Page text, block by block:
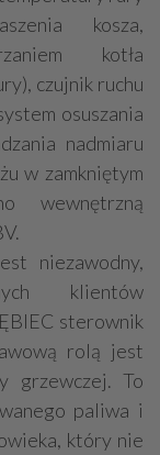
kosza,
kotła
czujnik ruchu
osuszania
nadmiaru
w zamkniętym
wewnętrzną
niezawodny,
klientów
sterownik
rolą jest
grzewczej. To
paliwa i
który nie